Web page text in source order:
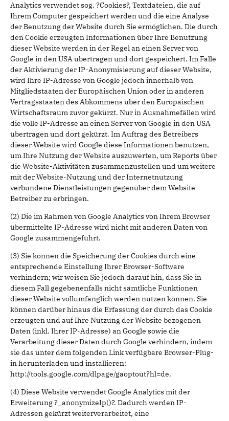
Analytics verwendet sog. ?Cookies?, Textdateien, die auf
Ihrem Computer gespeichert werden und die eine Analyse
der Benutzung der Website durch Sie ermöglichen. Die durch
den Cookie erzeugten Informationen über Ihre Benutzung
dieser Website werden in der Regel an einen Server von
Google in den USA übertragen und dort gespeichert. Im Falle
der Aktivierung der IP-Anonymisierung auf dieser Website,
wird Ihre IP-Adresse von Google jedoch innerhalb von
Mitgliedstaaten der Europäischen Union oder in anderen
Vertragsstaaten des Abkommens über den Europäischen
Wirtschaftsraum zuvor gekürzt. Nur in Ausnahmefällen wird
die volle IP-Adresse an einen Server von Google in den USA
übertragen und dort gekürzt. Im Auftrag des Betreibers
dieser Website wird Google diese Informationen benutzen,
um Ihre Nutzung der Website auszuwerten, um Reports über
die Website-Aktivitäten zusammenzustellen und um weitere
mit der Website-Nutzung und der Internetnutzung
verbundene Dienstleistungen gegenüber dem Website-
Betreiber zu erbringen.
(2) Die im Rahmen von Google Analytics von Ihrem Browser
übermittelte IP-Adresse wird nicht mit anderen Daten von
Google zusammengeführt.
(3) Sie können die Speicherung der Cookies durch eine
entsprechende Einstellung Ihrer Browser-Software
verhindern; wir weisen Sie jedoch darauf hin, dass Sie in
diesem Fall gegebenenfalls nicht sämtliche Funktionen
dieser Website vollumfänglich werden nutzen können. Sie
können darüber hinaus die Erfassung der durch das Cookie
erzeugten und auf Ihre Nutzung der Website bezogenen
Daten (inkl. Ihrer IP-Adresse) an Google sowie die
Verarbeitung dieser Daten durch Google verhindern, indem
sie das unter dem folgenden Link verfügbare Browser-Plug-
in herunterladen und installieren:
http://tools.google.com/dlpage/gaoptout?hl=de.
(4) Diese Website verwendet Google Analytics mit der
Erweiterung ?_anonymizeIp()?. Dadurch werden IP-
Adressen gekürzt weiterverarbeitet, eine